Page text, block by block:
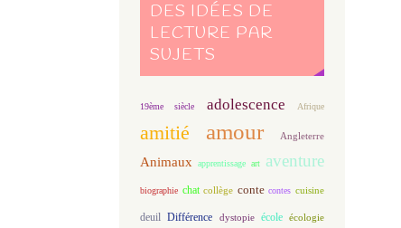
DES IDÉES DE
LECTURE PAR
SUJETS
19ème siècle adolescence Afrique
amitié amour Angleterre
Animaux apprentissage art aventure
biographie chat collège conte contes cuisine
deuil Différence dystopie école écologie